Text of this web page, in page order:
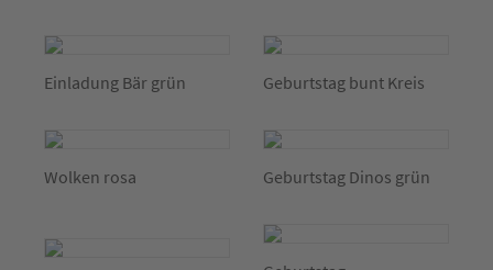
Einladung Bär grün Geburtstag bunt Kreis
Wolken rosa Geburtstag Dinos grün